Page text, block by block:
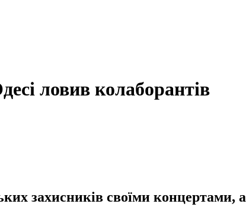
ловив колаборантів
захисників своїми концертами,